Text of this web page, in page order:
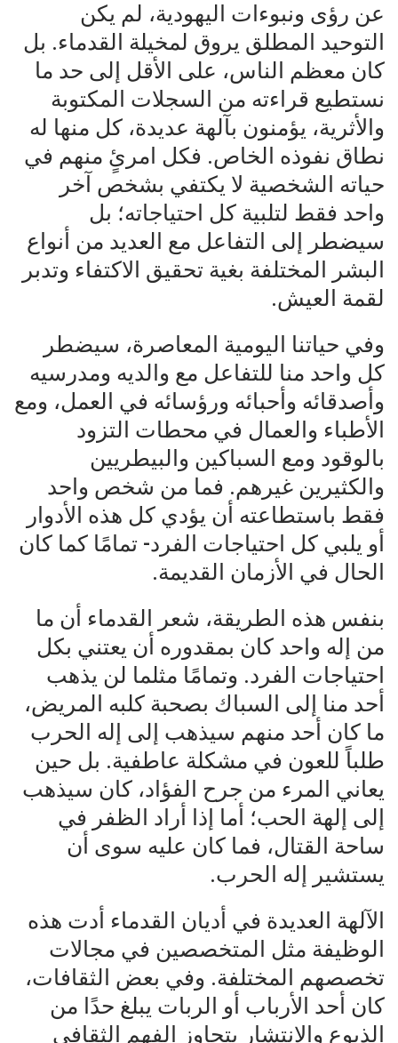
عن رؤى ونبوءات اليهودية، لم يكن
التوحيد المطلق يروق لمخيلة القدماء. بل
كان معظم الناس، على الأقل إلى حد ما
نستطيع قراءته من السجلات المكتوبة
والأثرية، يؤمنون بآلهة عديدة، كل منها له
نطاق نفوذه الخاص. فكل امرئٍ منهم في
حياته الشخصية لا يكتفي بشخص آخر
واحد فقط لتلبية كل احتياجاته؛ بل
سيضطر إلى التفاعل مع العديد من أنواع
البشر المختلفة بغية تحقيق الاكتفاء وتدبر
لقمة العيش.
وفي حياتنا اليومية المعاصرة، سيضطر
كل واحد منا للتفاعل مع والديه ومدرسيه
وأصدقائه وأحبائه ورؤسائه في العمل، ومع
الأطباء والعمال في محطات التزود
بالوقود ومع السباكين والبيطريين
والكثيرين غيرهم. فما من شخص واحد
فقط باستطاعته أن يؤدي كل هذه الأدوار
أو يلبي كل احتياجات الفرد- تمامًا كما كان
الحال في الأزمان القديمة.
بنفس هذه الطريقة، شعر القدماء أن ما
من إله واحد كان بمقدوره أن يعتني بكل
احتياجات الفرد. وتمامًا مثلما لن يذهب
أحد منا إلى السباك بصحبة كلبه المريض،
ما كان أحد منهم سيذهب إلى إله الحرب
طلباً للعون في مشكلة عاطفية. بل حين
يعاني المرء من جرح الفؤاد، كان سيذهب
إلى إلهة الحب؛ أما إذا أراد الظفر في
ساحة القتال، فما كان عليه سوى أن
يستشير إله الحرب.
الآلهة العديدة في أديان القدماء أدت هذه
الوظيفة مثل المتخصصين في مجالات
تخصصهم المختلفة. وفي بعض الثقافات،
كان أحد الأرباب أو الربات يبلغ حدًا من
الذيوع والانتشار يتجاوز الفهم الثقافي